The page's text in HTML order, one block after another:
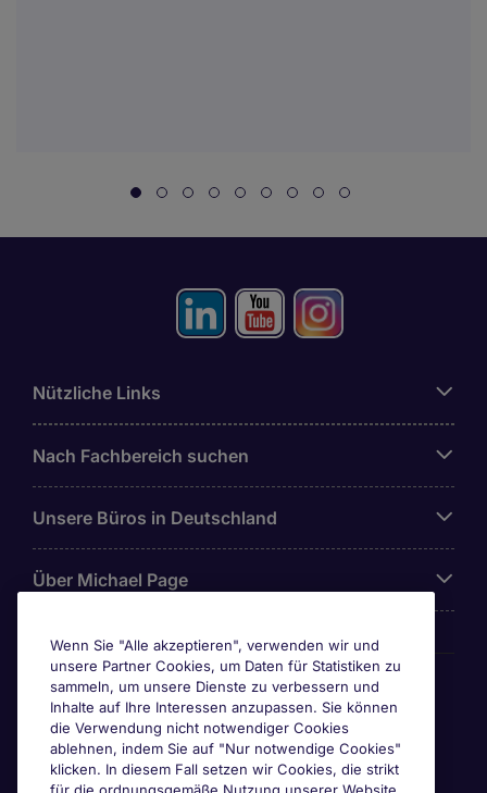
Nützliche Links
Nach Fachbereich suchen
Unsere Büros in Deutschland
Über Michael Page
Awards & Zertifizierungen
Wenn Sie "Alle akzeptieren", verwenden wir und
unsere Partner Cookies, um Daten für Statistiken zu
sammeln, um unsere Dienste zu verbessern und
Inhalte auf Ihre Interessen anzupassen. Sie können
die Verwendung nicht notwendiger Cookies
ablehnen, indem Sie auf "Nur notwendige Cookies"
klicken. In diesem Fall setzen wir Cookies, die strikt